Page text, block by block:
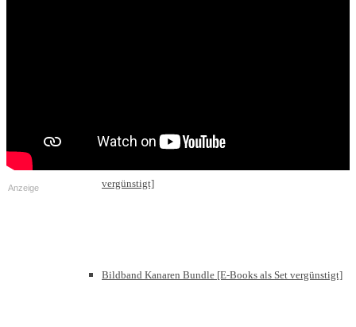
vergünstigt]
Bildband Kanaren Bundle [E-Books als Set vergünstigt]
Anzeige